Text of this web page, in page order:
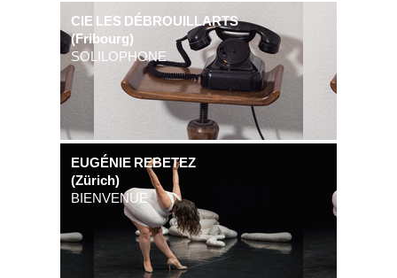
CIE LES DÉBROUILLARTS
(Fribourg)
SOLILOPHONE
EUGÉNIE REBETEZ
(Zürich)
BIENVENUE